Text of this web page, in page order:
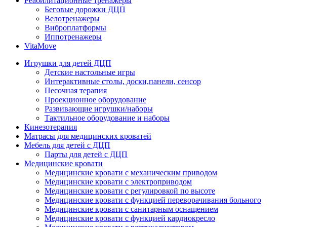
Беговые дорожки ДЦП
Велотренажеры
Виброплатформы
Иппотренажеры
VitaMove
Игрушки для детей ДЦП
Детские настольные игры
Интерактивные столы, доски,панели, сенсор
Песочная терапия
Проекционное оборудование
Развивающие игрушки/наборы
Тактильное оборудование и наборы
Кинезотерапия
Матрасы для медицинских кроватей
Мебель для детей с ДЦП
Парты для детей с ДЦП
Медицинские кровати
Медицинские кровати с механическим приводом
Медицинские кровати с электроприводом
Медицинские кровати с регулировкой по высоте
Медицинские кровати с функцией переворачивания больного
Медицинские кровати с санитарным оснащением
Медицинские кровати с функцией кардиокресло